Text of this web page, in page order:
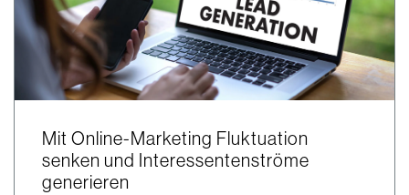
Mit Online-Marketing Fluktuation
senken und Interessentenströme
generieren